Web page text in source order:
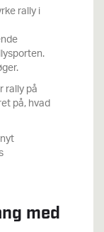
rally i
rally på
på, hvad
med